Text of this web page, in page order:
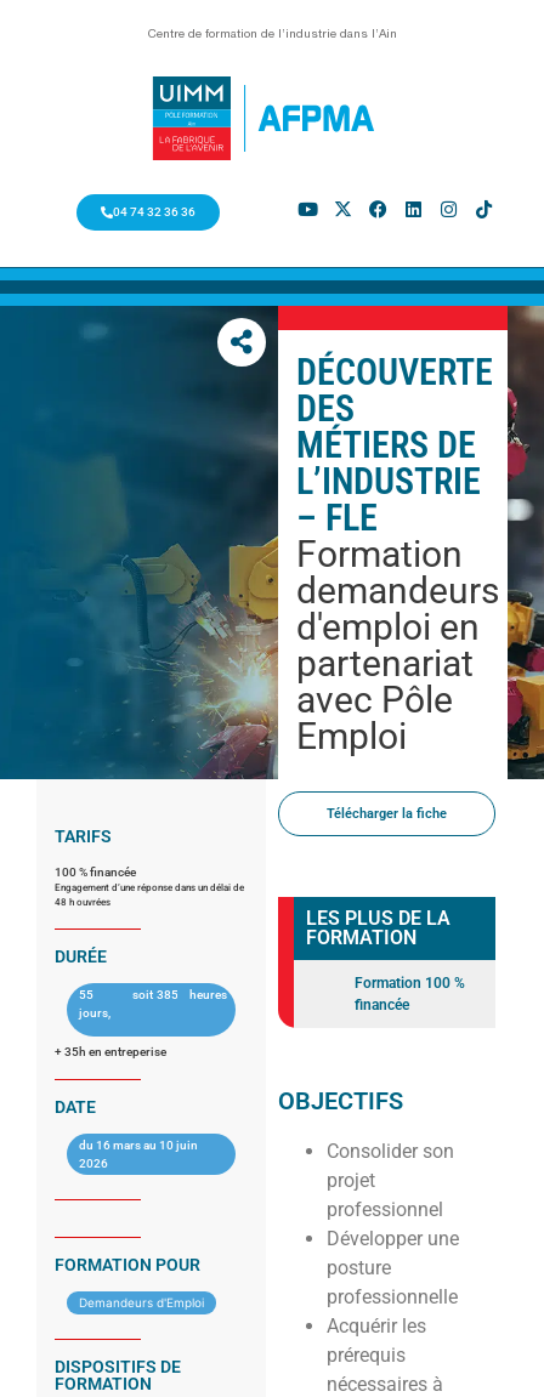
Centre de formation de l’industrie dans l’Ain
04 74 32 36 36
DÉCOUVERTE
DES
MÉTIERS DE
L’INDUSTRIE
– FLE
Formation
demandeurs
d'emploi en
partenariat
avec Pôle
Emploi
TARIFS
100 % financée
Engagement d’une réponse dans un délai de
48 h ouvrées
DURÉE
55
jours,
soit 385 heures
+ 35h en entreperise
DATE
du 16 mars au 10 juin
2026
FORMATION POUR
Demandeurs d'Emploi
DISPOSITIFS DE
FORMATION
Télécharger la fiche
LES PLUS DE LA
FORMATION
Formation 100 %
financée
OBJECTIFS
Consolider son
projet
professionnel
Développer une
posture
professionnelle
Acquérir les
prérequis
nécessaires à